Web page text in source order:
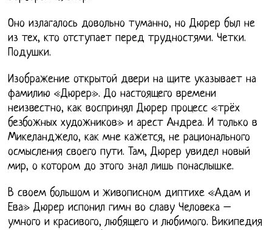
Оно излагалось довольно туманно, но Дюрер был не
из тех, кто отступает перед трудностями. Четки.
Подушки.
Изображение открытой двери на щите указывает на
фамилию «Дюрер». До настоящего времени
неизвестно, как воспринял Дюрер процесс «трёх
безбожных художников» и арест Андреа. И только в
Микеланджело, как мне кажется, не рационального
осмысления своего пути. Там, Дюрер увидел новый
мир, о котором до этого знал лишь понаслышке.
В своем большом и живописном диптихе «Адам и
Ева» Дюрер испонил гимн во славу Человека –
умного и красивого, любящего и любимого. Википедия